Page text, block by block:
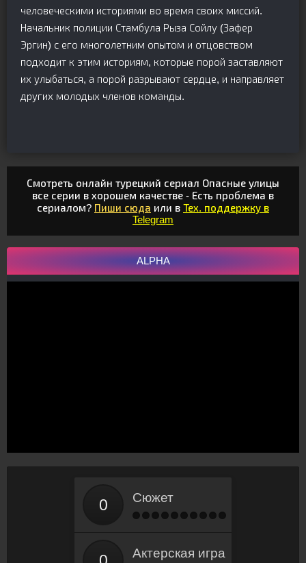
человеческими историями во время своих миссий.
Начальник полиции Стамбула Рыза Сойлу (Зафер
Эргин) с его многолетним опытом и отцовством
подходит к этим историям, которые порой заставляют
их улыбаться, а порой разрывают сердце, и направляет
других молодых членов команды.
Смотреть онлайн турецкий сериал Опасные улицы
все серии в хорошем качестве - Есть проблема в
сериалом? Пиши сюда или в Тех. поддержку в
Telegram
ALPHA
Сюжет
Актерская игра